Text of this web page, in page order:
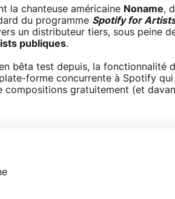
la chanteuse américaine Noname,
du programme Spotify for
un distributeur tiers, sous peine
publiques.
bêta test depuis, la fonctionnalité
forme concurrente à Spotify
compositions gratuitement (et